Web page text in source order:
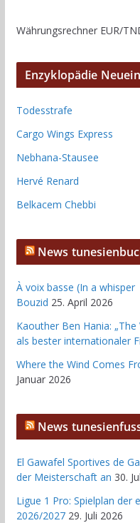
Währungsrechner EUR/
Enzyklopädie
Todesstrafe
Cargo Wings Express
Nebhana-Stausee
Hervé Renard
Belkacem Chebbi
News
À voix basse (In a
Bouzid 25. April 2026
Kaouther Ben Hania:
als bester internationaler
Where the Wind Comes
Januar 2026
News
El Gawafel Sportives de
der Meisterschaft an 30.
Ligue 1 Pro: Spielplan der
2026/2027 29. Juli 2026